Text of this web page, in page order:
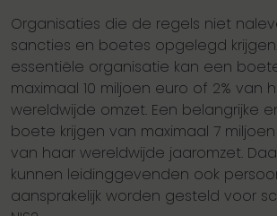
Organisaties die de regels niet
sancties en boetes opgelegd
essentiële organisatie kan een
maximaal 10 miljoen euro of 2% van
wereldwijde omzet. Een belangrijke
boete krijgen van maximaal 7 miljoen
van haar wereldwijde jaaromzet.
kunnen leidinggevenden ook
aansprakelijk worden gesteld voor